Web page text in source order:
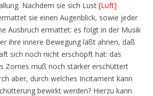
Nachdem sie sich Lust [Luft]
sie einen Augenblick, sowie jeder
Ausbruch ermattet: es folgt in der Musik
ihre innere Bewegung läßt ahnen, daß
sich noch nicht erschöpft hat: das
Zornes muß noch stärker erschüttert
aber, durch welches Incitament kann
bewirkt werden? Hierzu kann